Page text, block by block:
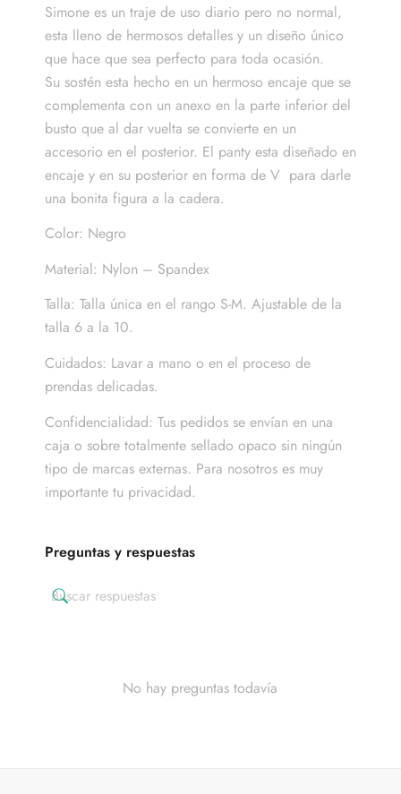
Simone es un traje de uso diario pero no normal,
esta lleno de hermosos detalles y un diseño único
que hace que sea perfecto para toda ocasión.
Su sostén esta hecho en un hermoso encaje que se
complementa con un anexo en la parte inferior del
busto que al dar vuelta se convierte en un
accesorio en el posterior. El panty esta diseñado en
encaje y en su posterior en forma de V para darle
una bonita figura a la cadera.
Color: Negro
Material: Nylon – Spandex
Talla: Talla única en el rango S-M. Ajustable de la
talla 6 a la 10.
Cuidados: Lavar a mano o en el proceso de
prendas delicadas.
Confidencialidad: Tus pedidos se envían en una
caja o sobre totalmente sellado opaco sin ningún
tipo de marcas externas. Para nosotros es muy
importante tu privacidad.
Preguntas y respuestas
No hay preguntas todavía